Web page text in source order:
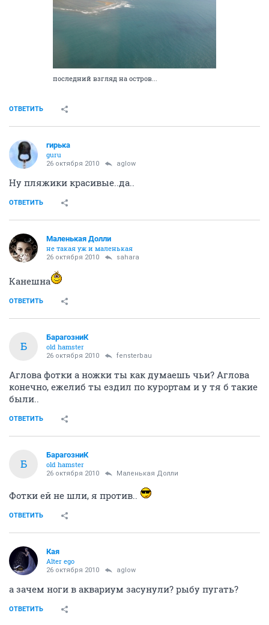
последний взгляд на остров...
ОТВЕТИТЬ
гирька
guru
26 октября 2010 aglow
Ну пляжики красивые..да..
ОТВЕТИТЬ
Маленькая Долли
не такая уж и маленькая
26 октября 2010 sahara
Канешна
ОТВЕТИТЬ
Б
БарагозниК
old hamster
26 октября 2010 fensterbau
Аглова фотки а ножки ты как думаешь чьи? Аглова
конечно, ежелиб ты ездил по курортам и у тя б такие
были..
ОТВЕТИТЬ
Б
БарагозниК
old hamster
26 октября 2010 Маленькая Долли
Фотки ей не шли, я против..
ОТВЕТИТЬ
Кая
Alter ego
26 октября 2010 aglow
а зачем ноги в аквариум засунули? рыбу пугать?
ОТВЕТИТЬ